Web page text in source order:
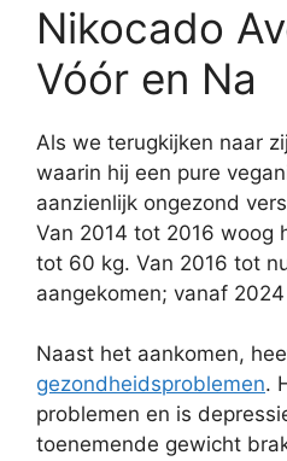
Nikocado
Vóór en Na
Als we terugkijken naar
waarin hij een pure
aanzienlijk ongezond
Van 2014 tot 2016 woog
tot 60 kg. Van 2016 tot
aangekomen; vanaf
Naast het aankomen,
gezondheidsproblemen.
problemen en is
toenemende gewicht